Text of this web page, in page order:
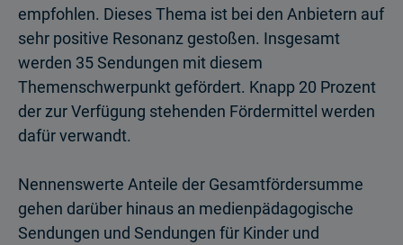
empfohlen. Dieses Thema ist bei den Anbietern auf
sehr positive Resonanz gestoßen. Insgesamt
werden 35 Sendungen mit diesem
Themenschwerpunkt gefördert. Knapp 20 Prozent
der zur Verfügung stehenden Fördermittel werden
dafür verwandt.
Nennenswerte Anteile der Gesamtfördersumme
gehen darüber hinaus an medien­pädagogische
Sendungen und Sendungen für Kinder und